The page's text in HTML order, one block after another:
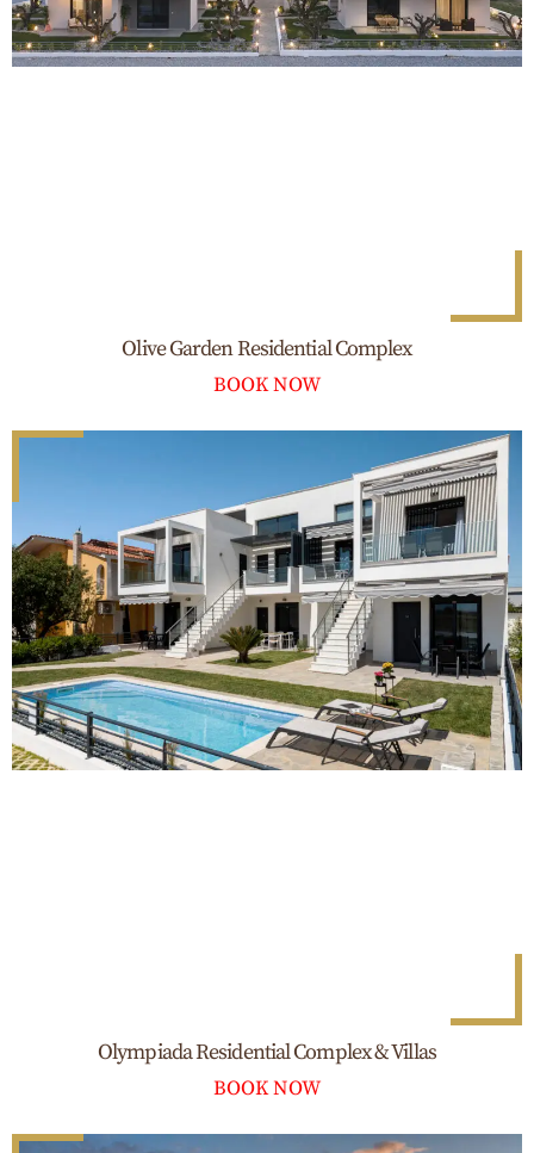
Olive Garden Residential Complex
BOOK NOW
Olympiada Residential Complex & Villas
BOOK NOW